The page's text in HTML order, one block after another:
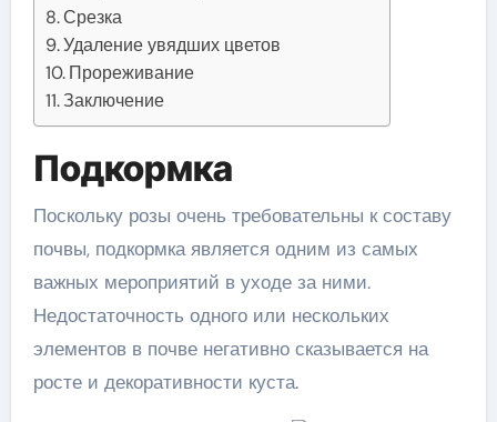
Срезка
Удаление увядших цветов
Прореживание
Заключение
Подкормка
Поскольку розы очень требовательны к составу
почвы, подкормка является одним из самых
важных мероприятий в уходе за ними.
Недостаточность одного или нескольких
элементов в почве негативно сказывается на
росте и декоративности куста.